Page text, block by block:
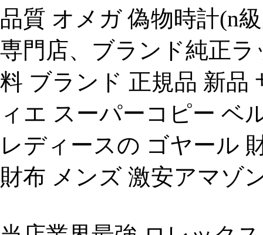
品質 オメガ 偽物時計(n
専門店、ブランド純正
料 ブランド 正規品 新品
ィエ スーパーコピー ベ
レディースの ゴヤール
財布 メンズ 激安アマゾ